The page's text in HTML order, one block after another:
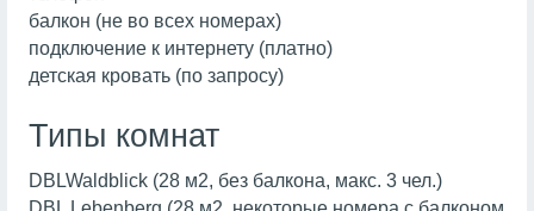
балкон (не во всех номерах)
подключение к интернету (платно)
детская кровать (по запросу)
Типы комнат
DBLWaldblick (28 м2, без балкона, макс. 3 чел.)